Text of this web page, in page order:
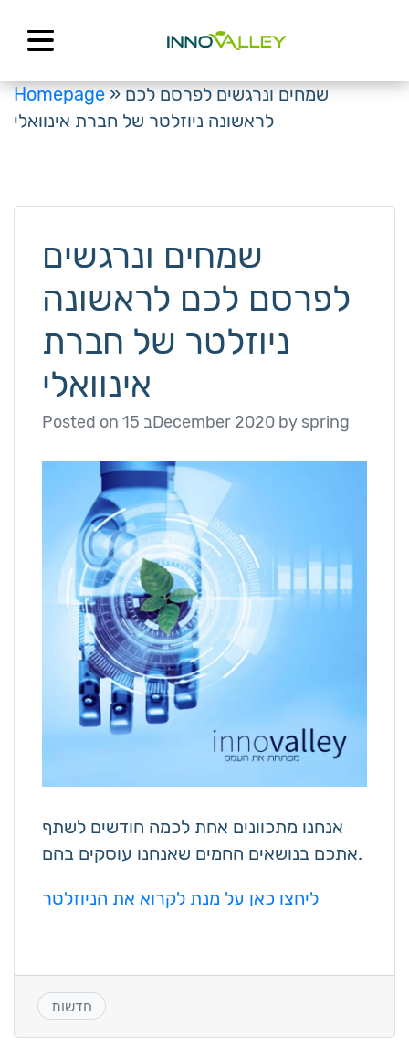
Homepage»שמחים ונרגשים לפרסם לכם
לראשונה ניוזלטר של חברת אינוואלי
שמחים ונרגשים
לפרסם לכם לראשונה
ניוזלטר של חברת
אינוואלי
Posted on 15 בDecember 2020by spring
אנחנו מתכוונים אחת לכמה חודשים לשתף
אתכם בנושאים החמים שאנחנו עוסקים בהם.
ליחצו כאן על מנת לקרוא את הניוזלטר
חדשות